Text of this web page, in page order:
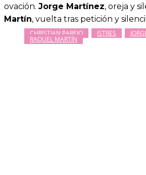
ovación. Jorge Martínez, oreja y
Martín, vuelta tras petición y
CHRISTIAN PAREJO ISTRES
RAQUEL MARTÍN